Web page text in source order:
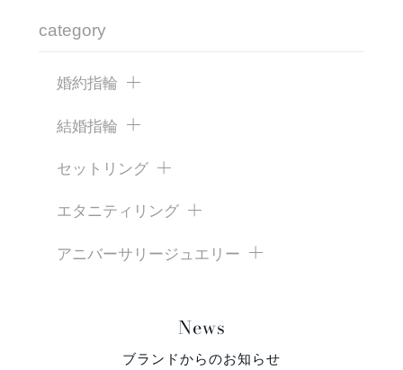
category
婚約指輪
結婚指輪
セットリング
エタニティリング
アニバーサリージュエリー
News
ブランドからのお知らせ